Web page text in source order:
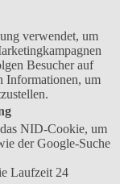
verwendet, um
Besucher auf
Informationen, um
NID-Cookie, um
der Google-Suche
Laufzeit 24